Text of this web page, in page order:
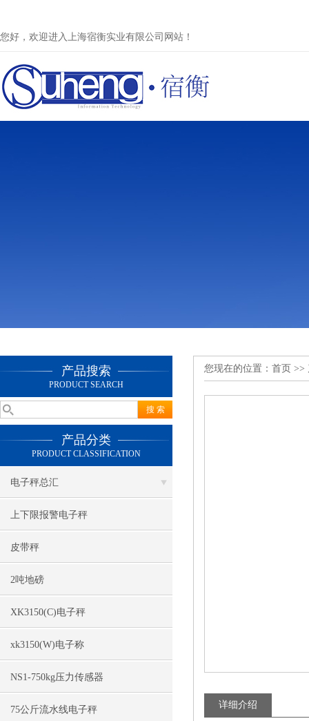
您好，欢迎进入上海宿衡实业有限公司网站！
产品搜索
PRODUCT SEARCH
产品分类
PRODUCT CLASSIFICATION
电子秤总汇
上下限报警电子秤
皮带秤
2吨地磅
XK3150(C)电子秤
xk3150(W)电子称
NS1-750kg压力传感器
75公斤流水线电子秤
您现在的位置： 首页 >>
详细介绍